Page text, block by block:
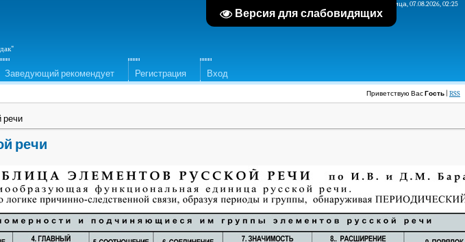
Версия для слабовидящих
Пятница, 07.08.2026, 02:25
Заведующий рекомендует Регистрация Вход
Приветствую ВасГость RSS
речи
речи